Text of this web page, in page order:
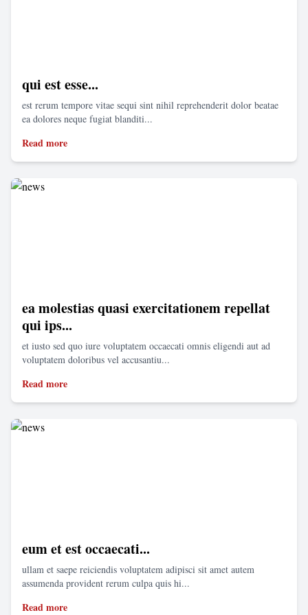
qui est esse...
est rerum tempore vitae sequi sint nihil reprehenderit dolor beatae
ea dolores neque fugiat blanditi...
Read more
ea molestias quasi exercitationem repellat
qui ips...
et iusto sed quo iure voluptatem occaecati omnis eligendi aut ad
voluptatem doloribus vel accusantiu...
Read more
eum et est occaecati...
ullam et saepe reiciendis voluptatem adipisci sit amet autem
assumenda provident rerum culpa quis hi...
Read more